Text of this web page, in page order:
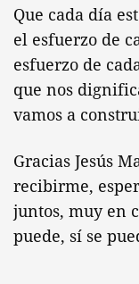
Que cada día
el esfuerzo de
esfuerzo de
que nos
vamos a
Gracias Jesús
recibirme,
juntos, muy en
puede, sí se